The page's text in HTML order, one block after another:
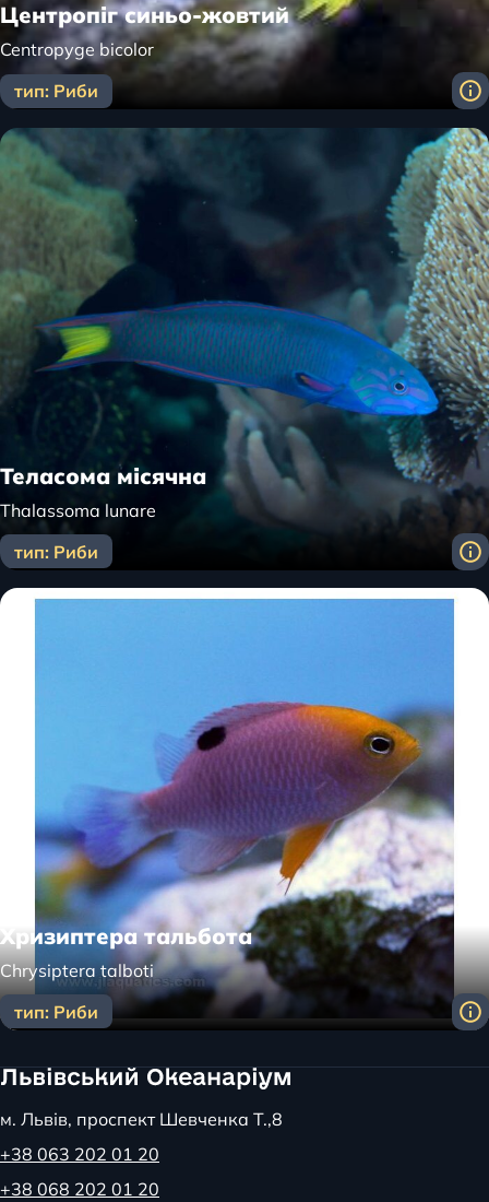
Центропіг синьо-жовтий
Centropyge bicolor
тип: Риби
Теласома місячна
Thalassoma lunare
тип: Риби
Хризиптера тальбота
Chrysiptera talboti
тип: Риби
м. Львів, проспект Шевченка Т.,8
+38 063 202 01 20
+38 068 202 01 20